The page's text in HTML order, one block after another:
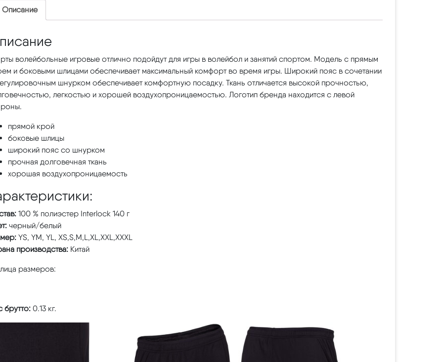
Описание
волейбольные игровые отлично подойдут для игры в волейбол и занятий спортом. Модель с прямым
и боковыми шлицами обеспечивает максимальный комфорт во время игры. Широкий пояс в сочетании
шнурком обеспечивает комфортную посадку. Ткань отличается высокой прочностью,
легкостью и хорошей воздухопроницаемостью. Логотип бренда находится с левой
прямой крой
боковые шлицы
широкий пояс со шнурком
прочная долговечная ткань
хорошая воздухопроницаемость
100 % полиэстер Interlock 140 г
черный/белый
YS, YM, YL, XS,S,M,L,XL,XXL,XXXL
производства: Китай
размеров:
брутто: 0.13 кг.